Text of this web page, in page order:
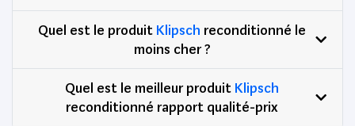
Quel est le produit Klipsch reconditionné le
moins cher ?
Quel est le meilleur produit Klipsch
reconditionné rapport qualité-prix